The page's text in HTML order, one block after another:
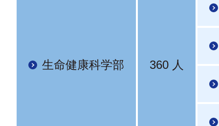
生命健康科学部 360 人